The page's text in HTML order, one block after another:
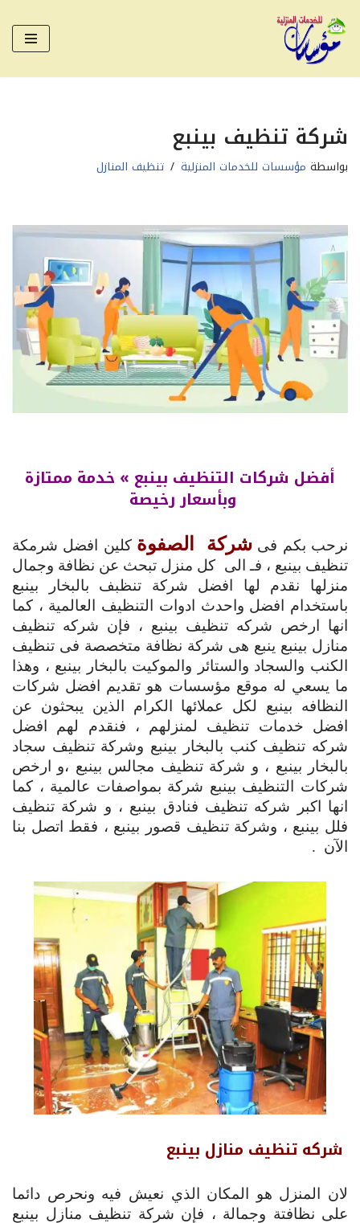
تخطى
المحتوى
شركة تنظيف بينبع
بواسطة مؤسسات للخدمات المنزلية تنظيف المنازل
أفضل شركات التنظيف بينبع » خدمة ممتازة
وبأسعار رخيصة
نرحب بكم فىشركة الصفوة كلين افضل شرمكة
تنظيف بينبع ، فـ الى كل منزل تبحث عن نظافة وجمال
منزلها نقدم لها افضل شركة تنظبف بالبخار بينبع
باستخدام افضل واحدث ادوات التنظيف العالمية ، كما
انها ارخص شركه تنظيف بينبع ، فإن شركه تنظيف
منازل بينبع ينبع هى شركة نظافة متخصصة فى تنظيف
الكنب والسجاد والستائر والموكيت بالبخار بينبع ، وهذا
ما يسعي له موقع مؤسسات هو تقديم افضل شركات
النظافه بينبع لكل عملائها الكرام الذين يبحثون عن
افضل خدمات تنظيف لمنزلهم ، فنقدم لهم افضل
شركه تنظيف كنب بالبخار بينبع وشركة تنظيف سجاد
بالبخار بينبع ، و شركة تنظيف مجالس بينبع ،و ارخص
شركات التنظيف بينبع شركة بمواصفات عالمية ، كما
انها اكبر شركه تنظيف فنادق بينبع ، و شركة تنظيف
فلل بينبع ، وشركة تنظيف قصور بينبع ، فقط اتصل بنا
الآن .
شركه تنظيف منازل بينبع
لان المنزل هو المكان الذي نعيش فيه ونحرص دائما
على نظافتة وجمالة ، فإن شركة تنظيف منازل بينبع